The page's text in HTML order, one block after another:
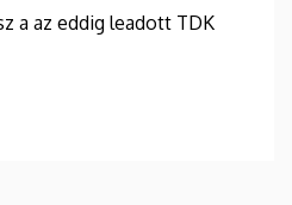
a az eddig leadott TDK